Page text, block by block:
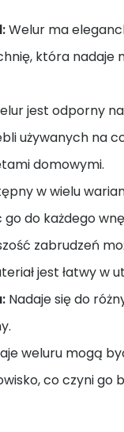
Welur ma
która nadaje
jest odporny
używanych na
domowymi.
w wielu
do każdego
zabrudzeń
jest łatwy w
Nadaje się do
weluru mogą
co czyni go